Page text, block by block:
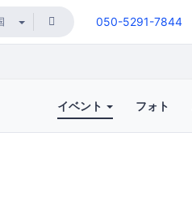
050-5291-7844
コミュニティイベント フォト